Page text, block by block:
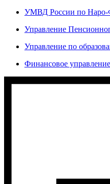
УМВД России по Наро-
Управление
Управление по
Финансовое управление